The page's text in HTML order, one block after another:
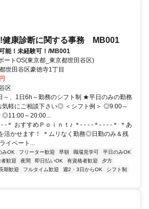
健康診断に関する事務 MB001
能！未経験可！/MB001
ートOS(東京都_東京都世田谷区)
世田谷区豪徳寺1丁目
区
、1日6h～勤務のシフト制 ★平日のみの勤務
気軽にご相談下さい◎ ＜シフト例＞ ◎9:00～
～20:00...
-＊ おすすめＰｏｉｎｔ♪ ＊- - - -＊- - - -＊ ＊あ
活かせます！ ＊ムリなく勤務◎日勤のみ＆残
イベート...
みOK フリーター歓迎 早朝 職場見学可
平日のみOK
歓迎 夜間 即日払いOK 有資格者歓迎
夕方
期歓迎 フルタイム歓迎 週2・3日からOK
シフト制